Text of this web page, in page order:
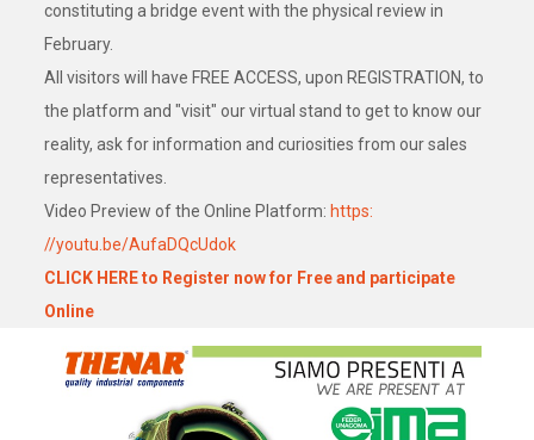
constituting a bridge event with the physical review in
February.
All visitors will have FREE ACCESS, upon REGISTRATION, to
the platform and "visit" our virtual stand to get to know our
reality, ask for information and curiosities from our sales
representatives.
Video Preview of the Online Platform: https:
//youtu.be/AufaDQcUdok
CLICK HERE to Register now for Free and participate
Online